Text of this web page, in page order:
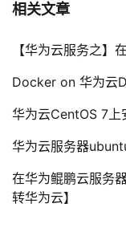
相关文章
【华为云服务之】
Docker on
华为云CentOS 7
华为云服务器
在华为鲲鹏云服务
转华为云】